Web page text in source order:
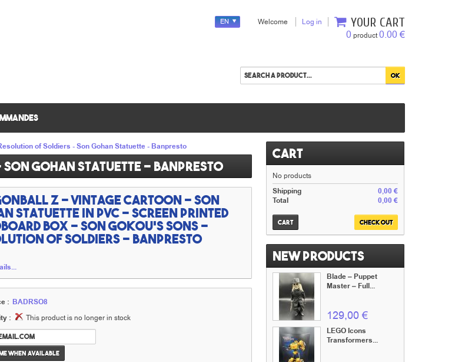
Welcome Log in YOUR CART
0 product0.00 €
EN
of Soldiers - Son Gohan Statuette - Banpresto
Gohan Statuette - Banpresto
Z - vintage cartoon - Son
statuette in PVC - screen printed
box - Son Gokou’s sons -
of Soldiers - Banpresto
: BADRSO8
:
This product is no longer in stock
when available
Cart
No products
0,00 €
Shipping
0,00 €
Total
Cart Check out
New products
Blade – Puppet
Master – Full...
129,00 €
LEGO Icons
Transformers...